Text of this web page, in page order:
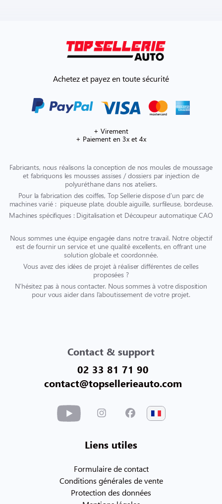
Achetez et payez en toute sécurité
+ Virement
+ Paiement en 3x et 4x
Fabricants, nous réalisons la conception de nos moules de moussage
et fabriquons les mousses assises / dossiers par injection de
polyuréthane dans nos ateliers.
Pour la fabrication des coiffes, Top Sellerie dispose d’un parc de
machines varié : piqueuse plate, double aiguille, surfileuse, bordeuse.
Machines spécifiques : Digitalisation et Découpeur automatique CAO
Nous sommes une équipe engagée dans notre travail. Notre objectif
est de fournir un service et une qualité excellents, en offrant une
solution globale et coordonnée.
Vous avez des idées de projet à réaliser différentes de celles
proposées ?
N’hésitez pas à nous contacter. Nous sommes à votre disposition
pour vous aider dans l’aboutissement de votre projet.
Contact & support
02 33 81 71 90
contact@topsellerieauto.com
Liens utiles
Formulaire de contact
Conditions générales de vente
Protection des données